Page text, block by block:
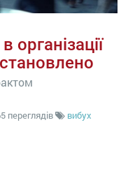
організації
переглядів
вибух